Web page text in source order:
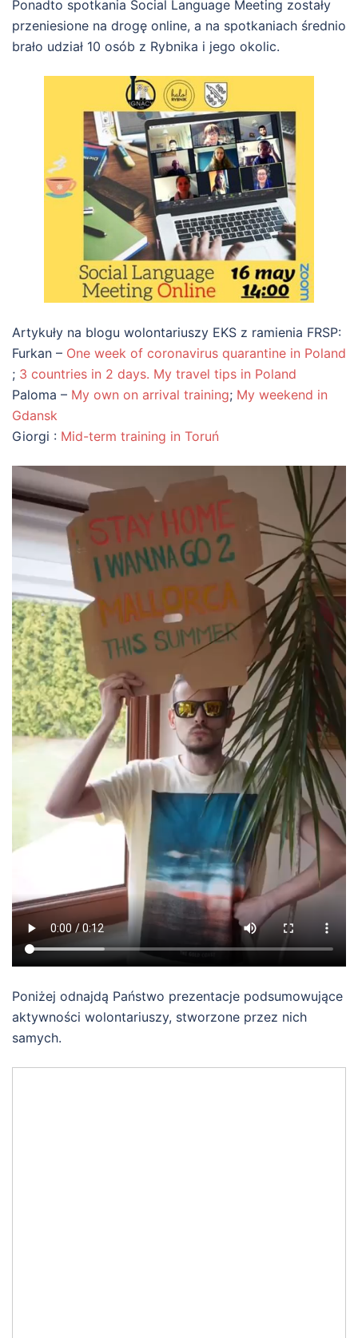
Ponadto spotkania Social Language Meeting zostały
przeniesione na drogę online, a na spotkaniach średnio
brało udział 10 osób z Rybnika i jego okolic.
Artykuły na blogu wolontariuszy EKS z ramienia FRSP:
Furkan – One week of coronavirus quarantine in Poland
; 3 countries in 2 days. My travel tips in Poland
Paloma – My own on arrival training; My weekend in
Gdansk
Giorgi : Mid-term training in Toruń
Poniżej odnajdą Państwo prezentacje podsumowujące
aktywności wolontariuszy, stworzone przez nich
samych.